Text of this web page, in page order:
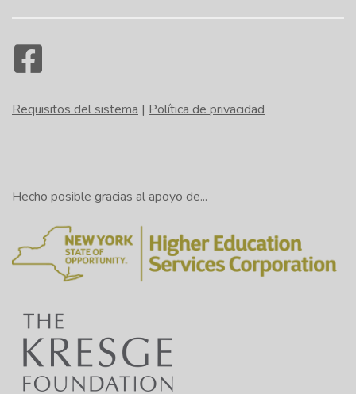
Requisitos del sistema | Política de privacidad
Hecho posible gracias al apoyo de...